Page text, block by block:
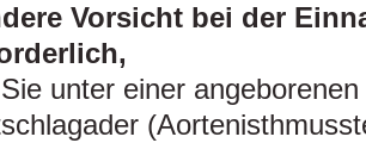
Vorsicht bei der
unter einer